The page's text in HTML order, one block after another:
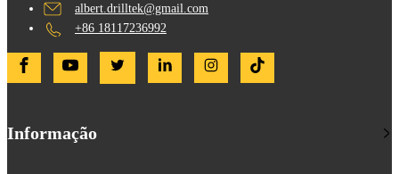
albert.drilltek@gmail.com
+86 18117236992
Informação